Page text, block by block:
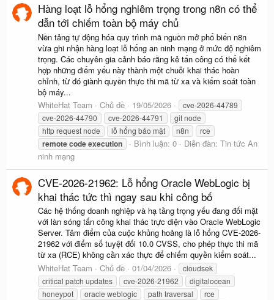
Hàng loạt lỗ hổng nghiêm trọng trong n8n có thể
dẫn tới chiếm toàn bộ máy chủ
Nền tảng tự động hóa quy trình mã nguồn mở phổ biến n8n
vừa ghi nhận hàng loạt lỗ hổng an ninh mạng ở mức độ nghiêm
trọng. Các chuyên gia cảnh báo rằng kẻ tấn công có thể kết
hợp những điểm yếu này thành một chuỗi khai thác hoàn
chỉnh, từ đó giành quyền thực thi mã từ xa và kiểm soát toàn
bộ máy...
WhiteHat Team
Chủ đề 19/05/2026
cve-2026-44789
cve-2026-44790
cve-2026-44791
git node
http request node
lỗ hổng bảo mật n8n rce
remotecodeexecution Bình luận: 0 Diễn đàn: Tin tức An
ninh mạng
CVE-2026-21962: Lỗ hổng Oracle WebLogic bị
khai thác tức thì ngay sau khi công bố
Các hệ thống doanh nghiệp và hạ tầng trọng yếu đang đối mặt
với làn sóng tấn công khai thác trực diện vào Oracle WebLogic
Server. Tâm điểm của cuộc khủng hoảng là lỗ hổng CVE-2026-
21962 với điểm số tuyệt đối 10.0 CVSS, cho phép thực thi mã
từ xa (RCE) không cần xác thực để chiếm quyền kiểm soát...
WhiteHat Team
Chủ đề 01/04/2026
cloudsek
critical patch updates
cve-2026-21962
digitalocean
honeypot
oracle weblogic path traversal rce